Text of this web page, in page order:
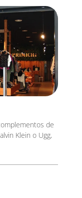
de
Klein o Ugg,